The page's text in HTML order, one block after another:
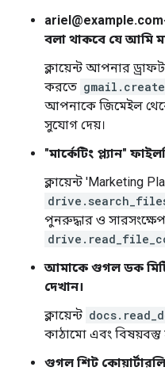
বলা থাকবে যে আমি
ক্লায়েন্ট আপনার
করতে
আপনাকে জিমেইল
সুযোগ দেয়।
"মার্কেটিং প্ল্যান"
ক্লায়েন্ট 'Marketing
পুনরুদ্ধার ও
আমাকে গুগল ডক
দেখান।
ক্লায়েন্ট
কাঠামো এবং বিষয়বস্তু
গুগল শিট